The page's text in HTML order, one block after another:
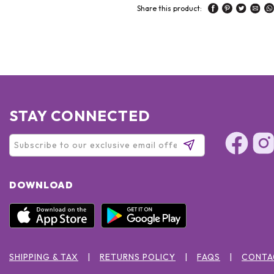
Share this product:
STAY CONNECTED
DOWNLOAD
SHIPPING & TAX RETURNS POLICY FAQS